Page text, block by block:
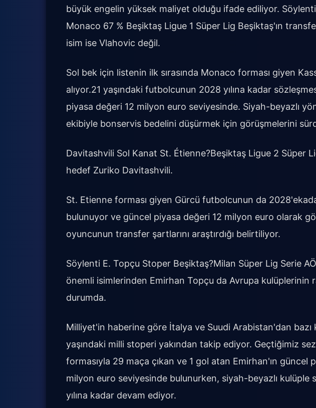
büyük engelin yüksek maliyet olduğu ifade ediliyor.
Monaco 67 % Beşiktaş Ligue 1 Süper Lig Beşiktaş'ın
isim ise Vlahovic değil.
Sol bek için listenin ilk sırasında Monaco forması giyen
alıyor.21 yaşındaki futbolcunun 2028 yılına kadar
piyasa değeri 12 milyon euro seviyesinde. Siyah-beyazlı
ekibiyle bonservis bedelini düşürmek için görüşmelerini
Davitashvili Sol Kanat St. Étienne?Beşiktaş Ligue 2 Süper
hedef Zuriko Davitashvili.
St. Etienne forması giyen Gürcü futbolcunun da
bulunuyor ve güncel piyasa değeri 12 milyon euro olarak
oyuncunun transfer şartlarını araştırdığı belirtiliyor.
Söylenti E. Topçu Stoper Beşiktaş?Milan Süper Lig Serie
önemli isimlerinden Emirhan Topçu da Avrupa kulüplerinin
durumda.
Milliyet'in haberine göre İtalya ve Suudi Arabistan'dan bazı
yaşındaki milli stoperi yakından takip ediyor. Geçtiğimiz
formasıyla 29 maça çıkan ve 1 gol atan Emirhan'ın güncel
milyon euro seviyesinde bulunurken, siyah-beyazlı kulüple
yılına kadar devam ediyor.